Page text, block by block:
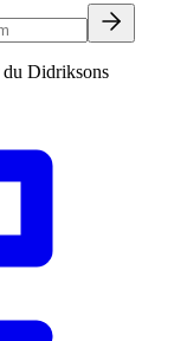
du Didriksons